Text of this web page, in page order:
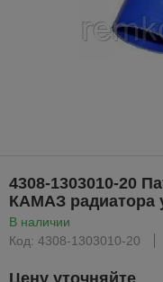
4308-1303010-20
КАМАЗ радиатора
В наличии
Код: 4308-1303010-20